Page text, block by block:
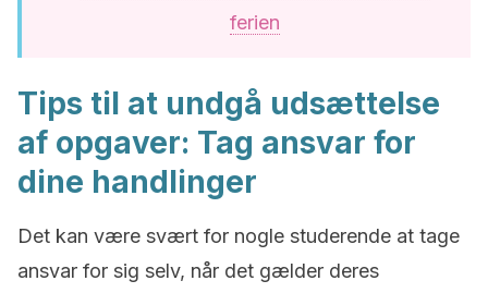
ferien
Tips til at undgå udsættelse
af opgaver: Tag ansvar for
dine handlinger
Det kan være svært for nogle studerende at tage
ansvar for sig selv, når det gælder deres